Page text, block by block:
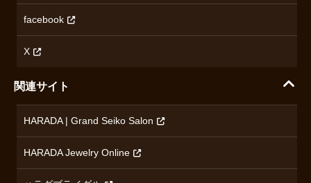
ロンジン
チューダー
ブランド一覧を見る
無断転載・商用利用について
コンテンツ制作ポリシーおよび生成AIの利用指針
facebook
X
関連サイト
HARADA | Grand Seiko Salon
HARADA Jewelry Online